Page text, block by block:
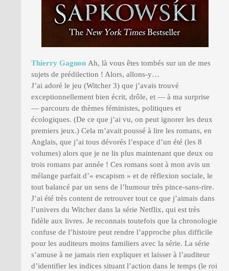
Thierry Gagnon Ah, là vous êtes tombés sur un de mes
sujets de prédilection ! Alors, allons-y…
J’ai adoré le jeu (Witcher 3) que j’avais trouvé
exceptionnellement bien écrit, drôle, et — à ma surprise
— parcouru de thèmes féministes, politiques et
écologiques. (De ce que j’ai vu, on peut ignorer les deux
premiers jeux.) Cela m’avait poussé à lire les romans, en
Anglais, que j’ai tous dévorés l’espace d’un été (les 8
volumes) alors que je ne lis plus maintenant que deux ou
trois romans par année ! Ces romans sont à mon avis un
mélange parfait d’« escapism » et de réflexion sociale, le
tout balancé par un sens de l’humour très pince-sans-rire.
J’ai été très content de retrouver tout ce que j’aimais dans
l’univers du Witcher dans la série Netflix, qui est très
fidèle aux livres. Je reconnais toutefois que la chronologie
confuse de l’histoire peut rendre l’approche plus difficile
pour les auditeurs moins familiers avec la série. La série
s’amuse à ne jamais rien expliquer et laisser à l’auditeur
d’identifier les indices situant l’action dans le temps (le roi